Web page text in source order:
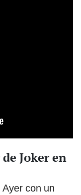
Joker en
con un